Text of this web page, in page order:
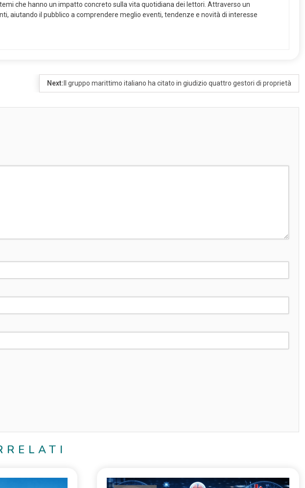
che hanno un impatto concreto sulla vita quotidiana dei lettori. Attraverso un
aiutando il pubblico a comprendere meglio eventi, tendenze e novità di interesse
Next: Il gruppo marittimo italiano ha citato in giudizio quattro gestori di proprietà